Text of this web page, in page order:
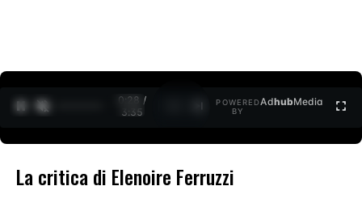
0:30 /
3:35
POWERED
BY
AdhubMedia
La critica di Elenoire Ferruzzi